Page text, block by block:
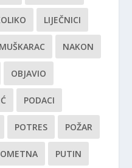
LIJEČNICI
MUŠKARAC NAKON
OBJAVIO
PODACI
POTRES POŽAR
PUTIN